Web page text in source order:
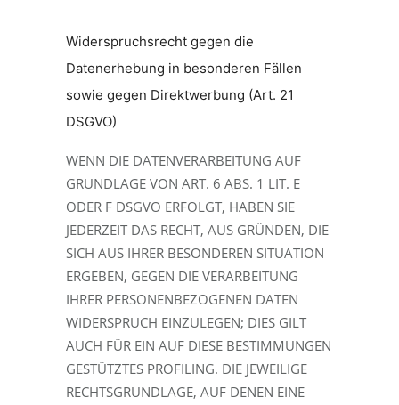
Widerspruchsrecht gegen die
Datenerhebung in besonderen Fällen
sowie gegen Direktwerbung (Art. 21
DSGVO)
WENN DIE DATENVERARBEITUNG AUF
GRUNDLAGE VON ART. 6 ABS. 1 LIT. E
ODER F DSGVO ERFOLGT, HABEN SIE
JEDERZEIT DAS RECHT, AUS GRÜNDEN, DIE
SICH AUS IHRER BESONDEREN SITUATION
ERGEBEN, GEGEN DIE VERARBEITUNG
IHRER PERSONENBEZOGENEN DATEN
WIDERSPRUCH EINZULEGEN; DIES GILT
AUCH FÜR EIN AUF DIESE BESTIMMUNGEN
GESTÜTZTES PROFILING. DIE JEWEILIGE
RECHTSGRUNDLAGE, AUF DENEN EINE